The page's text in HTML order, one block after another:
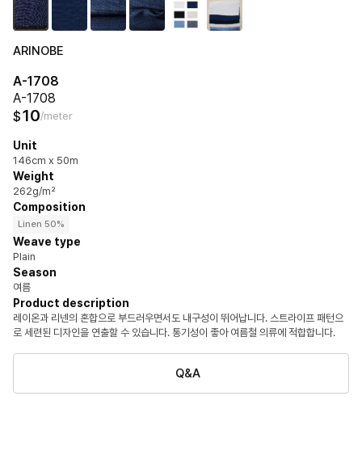
ARINOBE
A-1708
A-1708
$10/meter
Unit
146cm x 50m
Weight
262g/m²
Composition
Linen 50%
Weave type
Plain
Season
여름
Product description
레이온과 리넨의 혼합으로 부드러우면서도 내구성이 뛰어납니다. 스트라이프 패턴으
로 세련된 디자인을 연출할 수 있습니다. 통기성이 좋아 여름철 의류에 적합합니다.
Q&A